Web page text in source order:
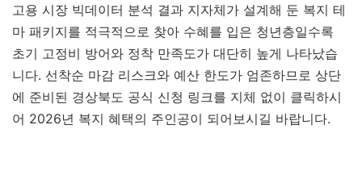
고용 시장 빅데이터 분석 결과 지자체가 설계해 둔 복지 테
마 패키지를 적극적으로 찾아 수혜를 입은 청년층일수록
초기 고정비 방어와 정착 만족도가 대단히 높게 나타났습
니다. 선착순 마감 리스크와 예산 한도가 엄존하므로 상단
에 준비된 경상북도 공식 신청 링크를 지체 없이 클릭하시
어 2026년 복지 혜택의 주인공이 되어보시길 바랍니다.